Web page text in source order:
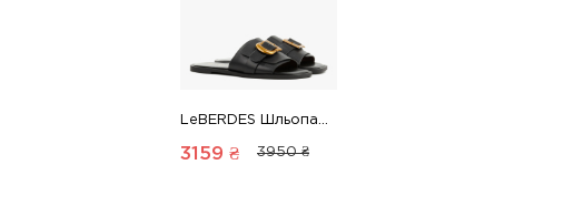
3159 ₴ 3950 ₴